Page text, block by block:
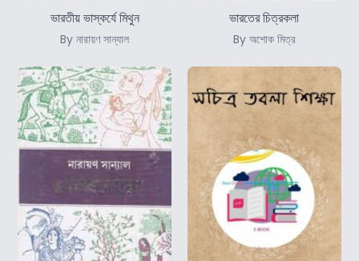
ভারতীয় ভাস্কর্যে মিথুন
By নারায়ণ সান্যাল
ভারতের চিত্রকলা
By অশোক মিত্র